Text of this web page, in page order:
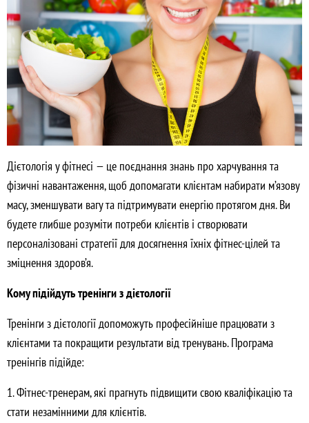
Дієтологія у фітнесі — це поєднання знань про харчування та
фізичні навантаження, щоб допомагати клієнтам набирати м’язову
масу, зменшувати вагу та підтримувати енергію протягом дня. Ви
будете глибше розуміти потреби клієнтів і створювати
персоналізовані стратегії для досягнення їхніх фітнес-цілей та
зміцнення здоров’я.
Кому підійдуть тренінги з дієтології
Тренінги з дієтології допоможуть професійніше працювати з
клієнтами та покращити результати від тренувань. Програма
тренінгів підійде:
1. Фітнес-тренерам, які прагнуть підвищити свою кваліфікацію та
стати незамінними для клієнтів.